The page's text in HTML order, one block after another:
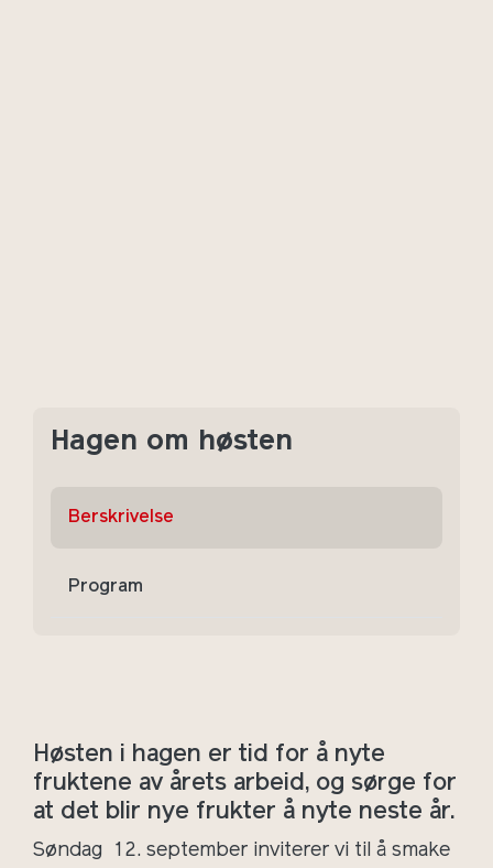
Hagen om høsten
Berskrivelse
Program
Høsten i hagen er tid for å nyte
fruktene av årets arbeid, og sørge for
at det blir nye frukter å nyte neste år.
Søndag 12. september inviterer vi til å smake